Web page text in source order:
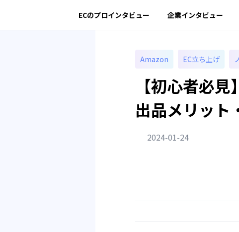
ECのプロインタビュー 企業インタビュー
Amazon EC立ち上げ
【初心者必
出品メリット
2024-01-24